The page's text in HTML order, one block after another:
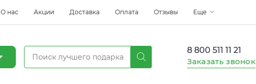
О нас Акции Доставка Оплата Отзывы Еще
8 800 511 11 21
Заказать звонок